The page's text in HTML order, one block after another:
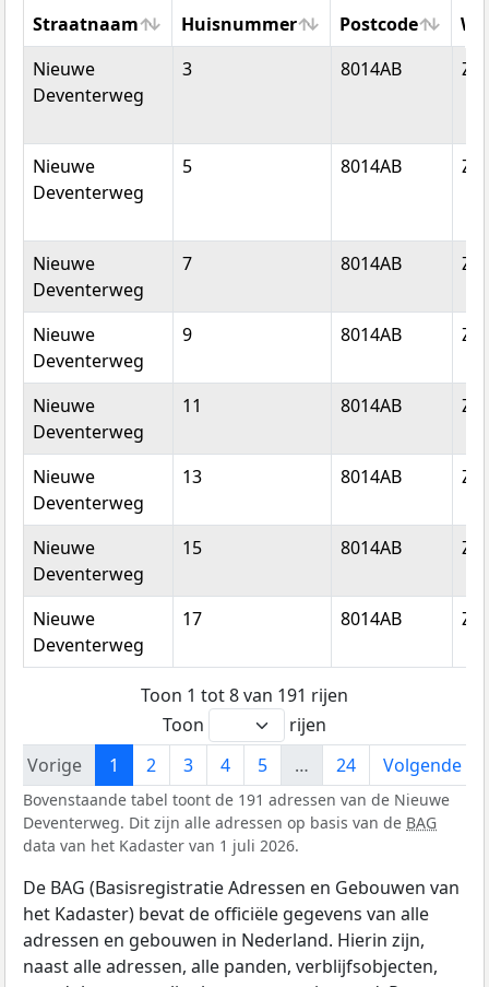
Straatnaam Huisnummer Postcode
Straatnaam
Huisnummer Postcode
Nieuwe
Deventerweg
3 8014AB
Nieuwe
Deventerweg
5 8014AB
Nieuwe
Deventerweg
7 8014AB
Nieuwe
Deventerweg
9 8014AB
Nieuwe
Deventerweg
11 8014AB
Nieuwe
Deventerweg
13 8014AB
Nieuwe
Deventerweg
15 8014AB
Nieuwe
Deventerweg
17 8014AB
Toon 1 tot 8 van 191 rijen
Toon
rijen
Vorige
1 2 3 4 5 … 24 Volgende
Bovenstaande tabel toont de 191 adressen van de Nieuwe
Deventerweg. Dit zijn alle adressen op basis van de BAG
data van het Kadaster van 1 juli 2026.
De BAG (Basisregistratie Adressen en Gebouwen van
het Kadaster) bevat de officiële gegevens van alle
adressen en gebouwen in Nederland. Hierin zijn,
naast alle adressen, alle panden, verblijfsobjecten,